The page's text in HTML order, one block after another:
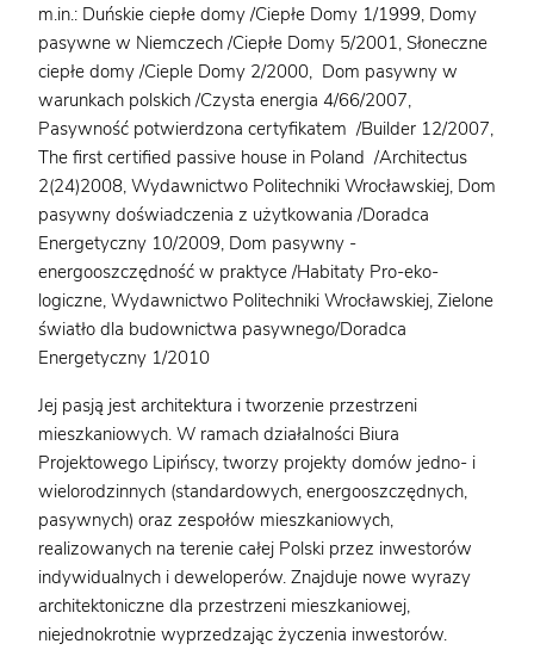
m.in.: Duńskie ciepłe domy /Ciepłe Domy 1/1999, Domy
pasywne w Niemczech /Ciepłe Domy 5/2001, Słoneczne
ciepłe domy /Cieple Domy 2/2000, Dom pasywny w
warunkach polskich /Czysta energia 4/66/2007,
Pasywność potwierdzona certyfikatem /Builder 12/2007,
The first certified passive house in Poland /Architectus
2(24)2008, Wydawnictwo Politechniki Wrocławskiej, Dom
pasywny doświadczenia z użytkowania /Doradca
Energetyczny 10/2009, Dom pasywny -
energooszczędność w praktyce /Habitaty Pro-eko-
logiczne, Wydawnictwo Politechniki Wrocławskiej, Zielone
światło dla budownictwa pasywnego/Doradca
Energetyczny 1/2010
Jej pasją jest architektura i tworzenie przestrzeni
mieszkaniowych. W ramach działalności Biura
Projektowego Lipińscy, tworzy projekty domów jedno- i
wielorodzinnych (standardowych, energooszczędnych,
pasywnych) oraz zespołów mieszkaniowych,
realizowanych na terenie całej Polski przez inwestorów
indywidualnych i deweloperów. Znajduje nowe wyrazy
architektoniczne dla przestrzeni mieszkaniowej,
niejednokrotnie wyprzedzając życzenia inwestorów.